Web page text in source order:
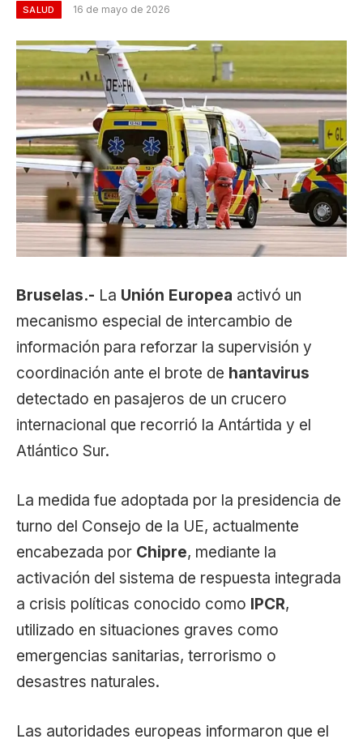
SALUD 16 de mayo de 2026
Bruselas.- La Unión Europea activó un
mecanismo especial de intercambio de
información para reforzar la supervisión y
coordinación ante el brote de hantavirus
detectado en pasajeros de un crucero
internacional que recorrió la Antártida y el
Atlántico Sur.
La medida fue adoptada por la presidencia de
turno del Consejo de la UE, actualmente
encabezada por Chipre, mediante la
activación del sistema de respuesta integrada
a crisis políticas conocido como IPCR,
utilizado en situaciones graves como
emergencias sanitarias, terrorismo o
desastres naturales.
Las autoridades europeas informaron que el